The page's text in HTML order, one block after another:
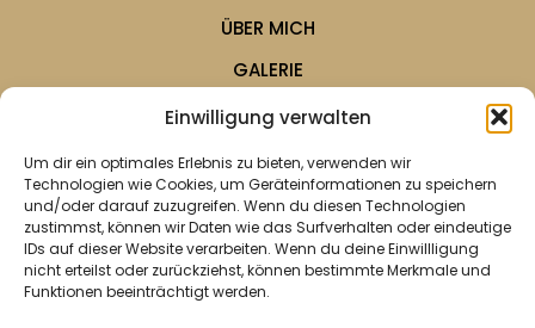
Einwilligung verwalten
Um dir ein optimales Erlebnis zu bieten, verwenden wir
Technologien wie Cookies, um Geräteinformationen zu speichern
und/oder darauf zuzugreifen. Wenn du diesen Technologien
zustimmst, können wir Daten wie das Surfverhalten oder eindeutige
IDs auf dieser Website verarbeiten. Wenn du deine Einwillligung
nicht erteilst oder zurückziehst, können bestimmte Merkmale und
Funktionen beeinträchtigt werden.
ÜBER MICH
GALERIE
KONTAKT
PRESSE
ANFRAGE
© 2026 museumswerkstatt-kamp - Alle Rechte
vorbehalten | Erstellt vonSimplePress